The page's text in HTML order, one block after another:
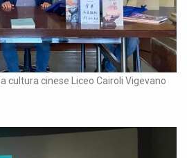
cultura cinese Liceo Cairoli Vigevano